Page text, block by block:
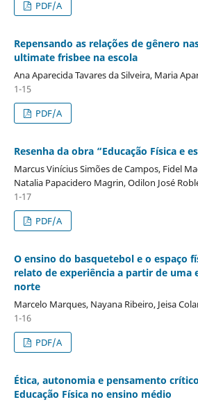
PDF/A
Repensando as relações de gênero
ultimate frisbee na escola
Ana Aparecida Tavares da Silveira, Maria
1-15
PDF/A
Resenha da obra “Educação Física e
Marcus Vinícius Simões de Campos, Fidel
Natalia Papacidero Magrin, Odilon José
1-17
PDF/A
O ensino do basquetebol e o espaço
relato de experiência a partir de uma
norte
Marcelo Marques, Nayana Ribeiro, Jeisa
1-16
PDF/A
Ética, autonomia e pensamento
Educação Física no ensino médio